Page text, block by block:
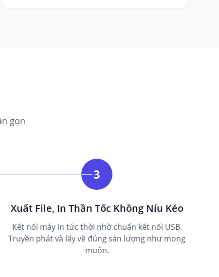
gọn
3
Xuất File, In Thần Tốc Không Níu Kéo
Kết nối máy in tức thời nhờ chuẩn kết nối USB.
Truyền phát và lấy về đúng sản lượng như mong
muốn.